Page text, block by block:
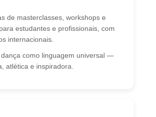
de masterclasses, workshops e
estudantes e profissionais, com
internacionais.
como linguagem universal —
atlética e inspiradora.